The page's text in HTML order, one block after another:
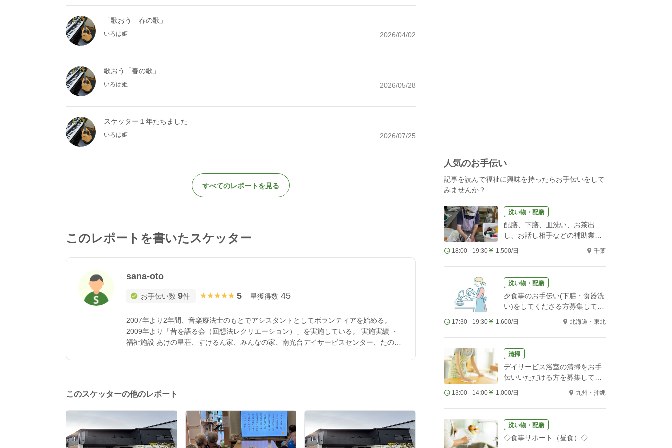
「歌おう 春の歌」
いろは姫 2026/04/02
歌おう「春の歌」
いろは姫 2026/05/28
スケッター１年たちました
いろは姫 2026/07/25
すべてのレポートを見る
このレポートを書いたスケッター
sana-oto
お手伝い数 9件 ★★★★★
★★★★★ 5 星獲得数 45
2007年より2年間、音楽療法士のもとでアシスタントとしてボランティアを始める。
2009年より「昔を語る会（回想法レクリエーション）」を実施している。 実施実績 ・
福祉施設 あけの星荘、すけるん家、みんなの家、南光台デイサービスセンター、たのし
イナス、つやまもくもくスポーツクラブ、柴田町スポーツクラブ ・その他 20世紀アー
このスケッターの他のレポート
人気のお手伝い
記事を読んで福祉に興味を持ったらお手伝いをして
みませんか？
洗い物・配膳
配膳、下膳、皿洗い、お茶出
し、お話し相手などの補助業務
18:00 - 19:30 1,500/日 千葉
洗い物・配膳
夕食事のお手伝い(下膳・食器洗
い)をしてくださる方募集してい
17:30 - 19:30 1,600/日 北海道・東北
清掃
デイサービス浴室の清掃をお手
伝いいただける方を募集してい
13:00 - 14:00 1,000/日 九州・沖縄
洗い物・配膳
◇食事サポート（昼食）◇